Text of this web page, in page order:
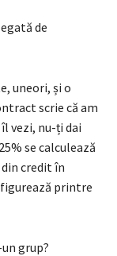
de
uneori, și o
scrie că am
vezi, nu-ți dai
se calculează
credit în
figurează printre
grup?